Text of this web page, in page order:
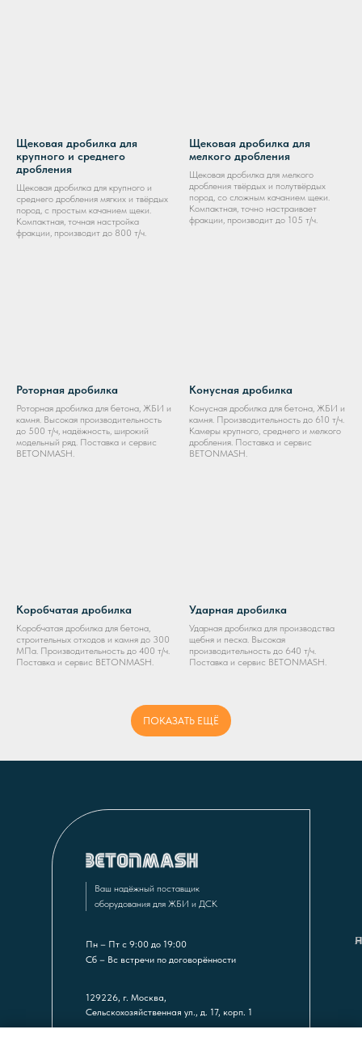
Щековая дробилка для
крупного и среднего
дробления
Щековая дробилка для крупного и
среднего дробления мягких и твёрдых
пород, с простым качанием щеки.
Компактная, точная настройка
фракции, производит до 800 т/ч.
Щековая дробилка для
мелкого дробления
Щековая дробилка для мелкого
дробления твёрдых и полутвёрдых
пород, со сложным качанием щеки.
Компактная, точно настраивает
фракции, производит до 105 т/ч.
Роторная дробилка
Роторная дробилка для бетона, ЖБИ и
камня. Высокая производительность
до 500 т/ч, надёжность, широкий
модельный ряд. Поставка и сервис
BETONMASH.
Конусная дробилка
Конусная дробилка для бетона, ЖБИ и
камня. Производительность до 610 т/ч.
Камеры крупного, среднего и мелкого
дробления. Поставка и сервис
BETONMASH.
Коробчатая дробилка
Коробчатая дробилка для бетона,
строительных отходов и камня до 300
МПа. Производительность до 400 т/ч.
Поставка и сервис BETONMASH.
Ударная дробилка
Ударная дробилка для производства
щебня и песка. Высокая
производительность до 640 т/ч.
Поставка и сервис BETONMASH.
ПОКАЗАТЬ ЕЩЁ
129226, г. Москва,
Сельскохозяйственная ул., д. 17, корп. 1
Сб – Вс встречи по договорённости
Пн – Пт с 9:00 до 19:00
Ваш надёжный поставщик
оборудования для ЖБИ и ДСК
–